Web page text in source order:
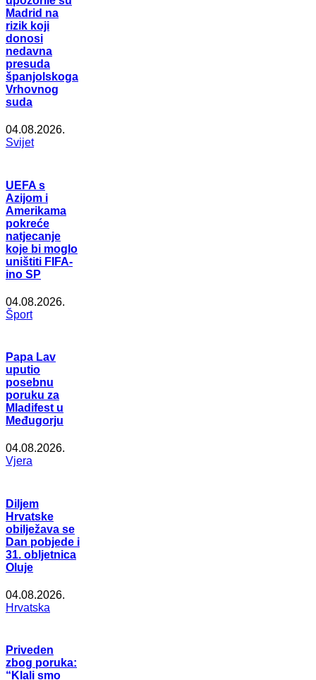
Madrid na
rizik koji
donosi
nedavna
presuda
španjolskoga
Vrhovnog
suda
04.08.2026.
Svijet
UEFA s
Azijom i
Amerikama
pokreće
natjecanje
koje bi moglo
uništiti FIFA-
ino SP
04.08.2026.
Šport
Papa Lav
uputio
posebnu
poruku za
Mladifest u
Međugorju
04.08.2026.
Vjera
Diljem
Hrvatske
obilježava se
Dan pobjede i
31. obljetnica
Oluje
04.08.2026.
Hrvatska
Priveden
zbog poruka:
“Klali smo